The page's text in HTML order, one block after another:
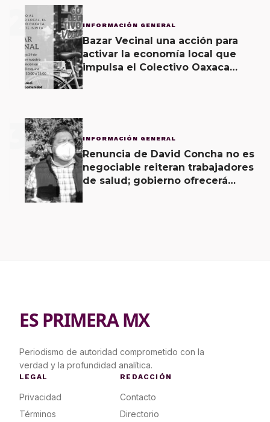
2 INFORMACIÓN GENERAL
Bazar Vecinal una acción para
activar la economía local que
impulsa el Colectivo Oaxaca
3 INFORMACIÓN GENERAL
Renuncia de David Concha no es
negociable reiteran trabajadores
de salud; gobierno ofrecerá
ES PRIMERA MX
Periodismo de autoridad comprometido con la
verdad y la profundidad analítica.
LEGAL
Privacidad
Términos
REDACCIÓN
Contacto
Directorio